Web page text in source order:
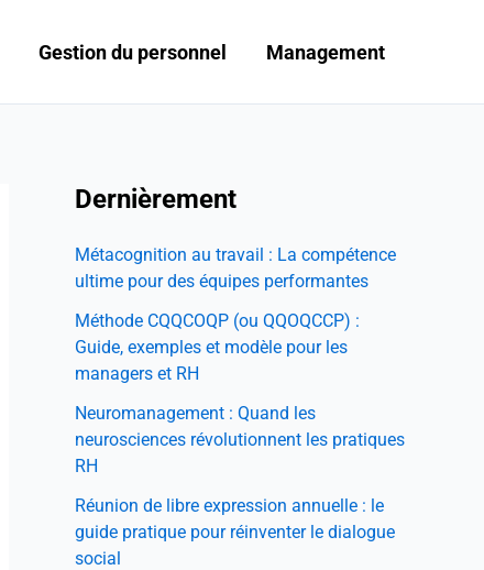
Gestion du personnel Management
Dernièrement
Métacognition au travail : La compétence
ultime pour des équipes performantes
Méthode CQQCOQP (ou QQOQCCP) :
Guide, exemples et modèle pour les
managers et RH
Neuromanagement : Quand les
neurosciences révolutionnent les pratiques
RH
Réunion de libre expression annuelle : le
guide pratique pour réinventer le dialogue
social